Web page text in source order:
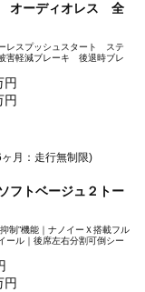
オーディオレス 全
レスプッシュスタート ステ
害軽減ブレーキ 後退時ブレ
円
円
月：走行無制限)
トベージュ２トー
制”機能｜ナノイーＸ搭載フル
ール｜後席左右分割可倒シー
円